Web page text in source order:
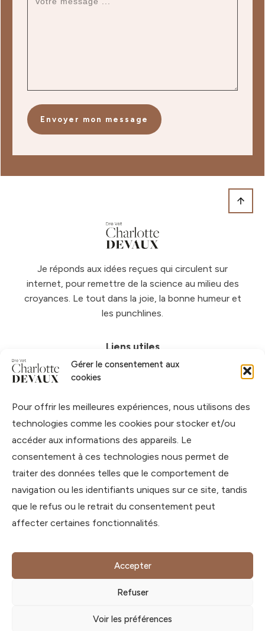
Gérer le consentement aux
cookies
Pour offrir les meilleures expériences, nous utilisons des
technologies comme les cookies pour stocker et/ou
accéder aux informations des appareils. Le
consentement à ces technologies nous permet de
traiter des données telles que le comportement de
navigation ou les identifiants uniques sur ce site, tandis
que le refus ou le retrait du consentement peut
affecter certaines fonctionnalités.
Accepter
Refuser
Voir les préférences
Envoyer mon message
Je réponds aux idées reçues qui circulent sur
internet, pour remettre de la science au milieu des
croyances. Le tout dans la joie, la bonne humeur et
les punchlines.
Liens utiles
Blog
Podcast
Livres
Contact
contact@charlotte-devaux.com
74350 Allonzier-la-Caille,
© Dre Vet Charlotte DEVAUX